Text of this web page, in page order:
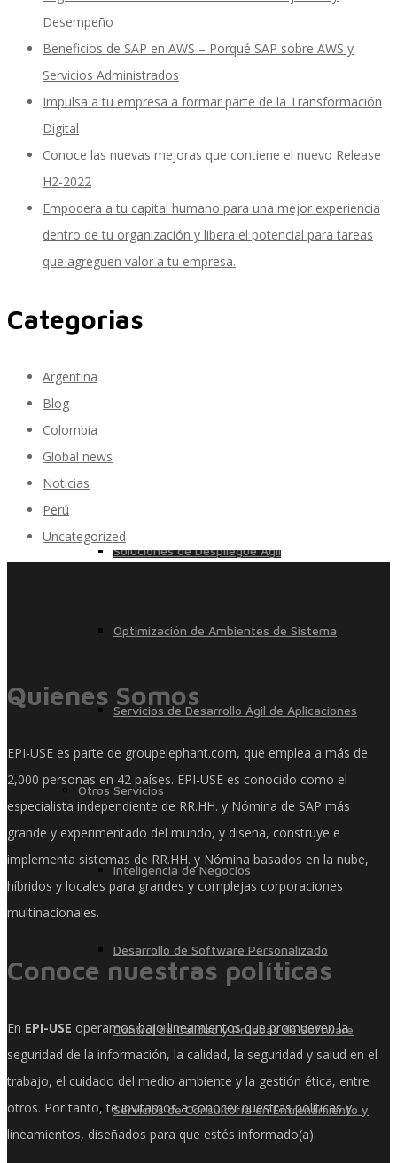
SAP Finanzas Facturación Electronica
SAP Finanzas Mi Banca Solidaria
SAP NetWeaver
Soporte SAP
Soluciones de Despliegue Ágil
Optimización de Ambientes de Sistema
Servicios de Desarrollo Ágil de Aplicaciones
Otros Servicios
Inteligencia de Negocios
Desarrollo de Software Personalizado
Control de Calidad y Pruebas de Software
Servicios de Consultoría en Entrenamiento y
Desempeño
Beneficios de SAP en AWS – Porqué SAP sobre AWS y
Servicios Administrados
Impulsa a tu empresa a formar parte de la Transformación
Digital
Conoce las nuevas mejoras que contiene el nuevo Release
H2-2022
Empodera a tu capital humano para una mejor experiencia
dentro de tu organización y libera el potencial para tareas
que agreguen valor a tu empresa.
Categorias
Argentina
Blog
Colombia
Global news
Noticias
Perú
Uncategorized
Quienes Somos
EPI-USE es parte de groupelephant.com, que emplea a más de
2,000 personas en 42 países. EPI-USE es conocido como el
especialista independiente de RR.HH. y Nómina de SAP más
grande y experimentado del mundo, y diseña, construye e
implementa sistemas de RR.HH. y Nómina basados ​​en la nube,
híbridos y locales para grandes y complejas corporaciones
multinacionales.
Conoce nuestras políticas
En EPI-USE operamos bajo lineamientos que promueven la
seguridad de la información, la calidad, la seguridad y salud en el
trabajo, el cuidado del medio ambiente y la gestión ética, entre
otros. Por tanto, te invitamos a conocer nuestras políticas y
lineamientos, diseñados para que estés informado(a).